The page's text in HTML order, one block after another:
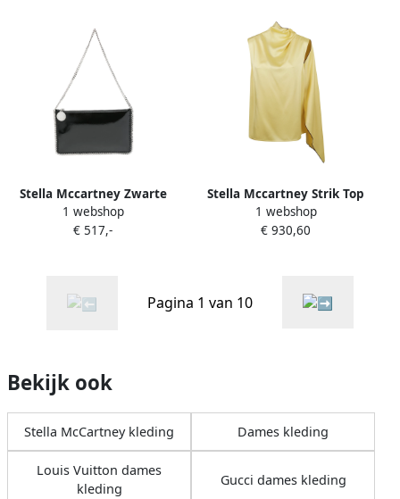
Stella Mccartney Zwarte
Schoudertas met
Kettinglink Black Dames
1 webshop
€ 517,-
Stella Mccartney Strik Top
Yellow Dames
1 webshop
€ 930,60
Pagina 1 van 10
Bekijk ook
Stella McCartney kleding Dames kleding
Louis Vuitton dames
kleding
Gucci dames kleding